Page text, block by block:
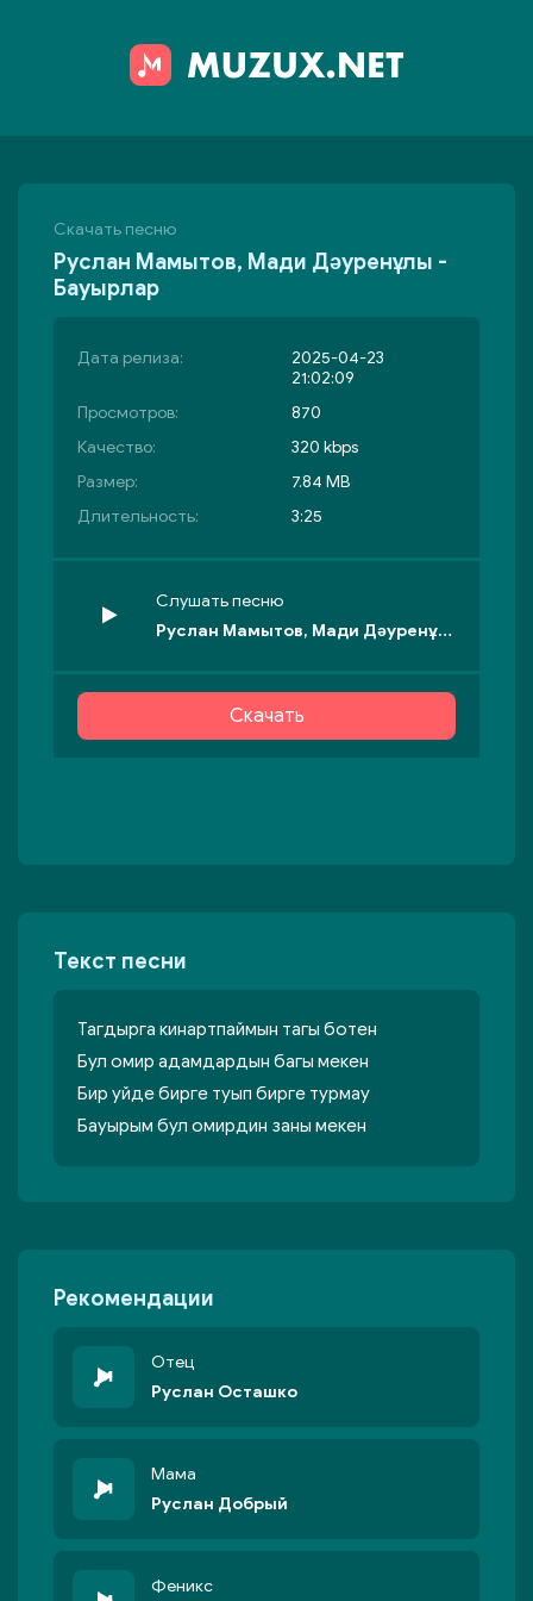
Скачать песню
Руслан Мамытов, Мади Дәуренұлы -
Бауырлар
Дата релиза:
2025-04-23
21:02:09
Просмотров:
870
Качество:
320 kbps
Размер:
7.84 MB
Длительность:
3:25
Слушать песню
Руслан Мамытов, Мади Дәуренұлы - Бауырлар
Скачать
Текст песни
Тагдырга кинартпаймын тагы ботен
Бул омир адамдардын багы мекен
Бир уйде бирге туып бирге турмау
Бауырым бул омирдин заны мекен
Рекомендации
Отец
Руслан Осташко
Мама
Руслан Добрый
Феникс